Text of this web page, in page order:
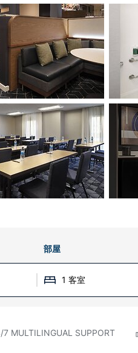
部屋
1 客室
7 MULTILINGUAL SUPPORT